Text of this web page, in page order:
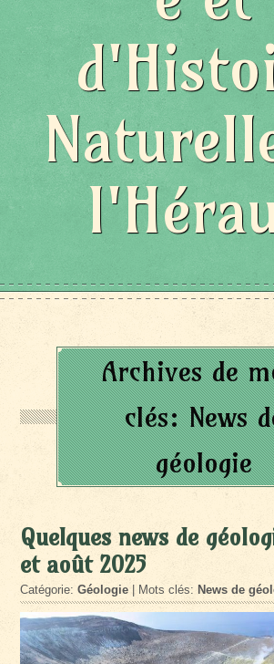
Archives de
clés:News
géologie
Quelques news de
et août 2025
Catégorie:Géologie | Mots clés: News de